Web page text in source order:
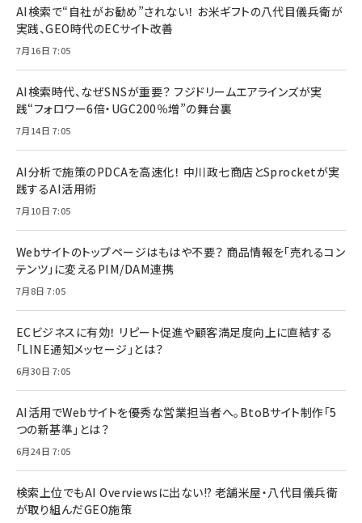
AI検索で“自社がお勧め”されない！ お米ギフトの八代目儀兵衛が
実践、GEO時代のECサイト改善
7月16日 7:05
AI検索時代、なぜSNSが重要？ フジドリームエアラインズが実
践“フォロワー6倍・UGC200％増”の舞台裏
7月14日 7:05
AI分析で施策のPDCAを高速化！ 中川政七商店とSprocketが実
践するAI活用術
7月10日 7:05
Webサイトのトップページはもはや不要？ 商品情報を「売れるコン
テンツ」に変えるPIM/DAM連携
7月8日 7:05
ECビジネスに有効！ リピート促進や顧客満足度向上に直結する
「LINE通知メッセージ」とは？
6月30日 7:05
AI活用でWebサイトを優秀な営業担当者へ。BtoBサイト制作「5
つの新基準」とは？
6月24日 7:05
検索上位でもAI Overviewsに出ない!? 老舗米屋・八代目儀兵衛
が取り組んだGEO施策